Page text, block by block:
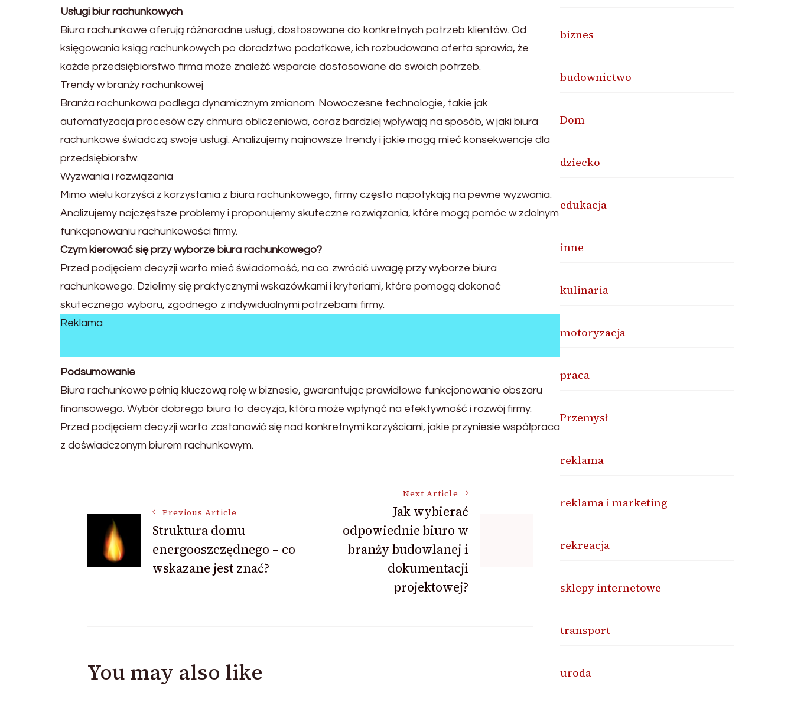
Usługi biur rachunkowych
Biura rachunkowe oferują różnorodne usługi, dostosowane do konkretnych potrzeb klientów. Od
księgowania ksiąg rachunkowych po doradztwo podatkowe, ich rozbudowana oferta sprawia, że
każde przedsiębiorstwo firma może znaleźć wsparcie dostosowane do swoich potrzeb.
Trendy w branży rachunkowej
Branża rachunkowa podlega dynamicznym zmianom. Nowoczesne technologie, takie jak
automatyzacja procesów czy chmura obliczeniowa, coraz bardziej wpływają na sposób, w jaki biura
rachunkowe świadczą swoje usługi. Analizujemy najnowsze trendy i jakie mogą mieć konsekwencje dla
przedsiębiorstw.
Wyzwania i rozwiązania
Mimo wielu korzyści z korzystania z biura rachunkowego, firmy często napotykają na pewne wyzwania.
Analizujemy najczęstsze problemy i proponujemy skuteczne rozwiązania, które mogą pomóc w zdolnym
funkcjonowaniu rachunkowości firmy.
Czym kierować się przy wyborze biura rachunkowego?
Przed podjęciem decyzji warto mieć świadomość, na co zwrócić uwagę przy wyborze biura
rachunkowego. Dzielimy się praktycznymi wskazówkami i kryteriami, które pomogą dokonać
skutecznego wyboru, zgodnego z indywidualnymi potrzebami firmy.
Reklama
Podsumowanie
Biura rachunkowe pełnią kluczową rolę w biznesie, gwarantując prawidłowe funkcjonowanie obszaru
finansowego. Wybór dobrego biura to decyzja, która może wpłynąć na efektywność i rozwój firmy.
Przed podjęciem decyzji warto zastanowić się nad konkretnymi korzyściami, jakie przyniesie współpraca
z doświadczonym biurem rachunkowym.
Navigation
Previous Article
Struktura domu
energooszczędnego – co
wskazane jest znać?
Next Article
Jak wybierać
odpowiednie biuro w
branży budowlanej i
dokumentacji
projektowej?
You may also like
biznes
budownictwo
Dom
dziecko
edukacja
inne
kulinaria
motoryzacja
praca
Przemysł
reklama
reklama i marketing
rekreacja
sklepy internetowe
transport
uroda